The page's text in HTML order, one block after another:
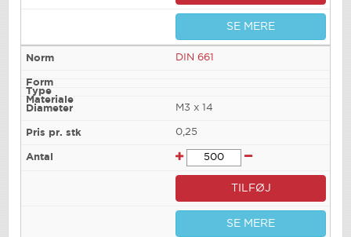
SE MERE
DIN 661
M3 x 14
0,25
TILFØJ
SE MERE